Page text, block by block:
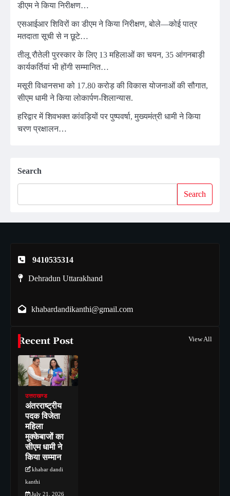
डीएम ने किया निरीक्षण…
एसआईआर शिविरों का डीएम ने किया निरीक्षण, बोले—कोई पात्र
मतदाता सूची से न छूटे…
तीलू रौतेली पुरस्कार के लिए 13 महिलाओं का चयन, 35 आंगनबाड़ी
कार्यकर्तियां भी होंगी सम्मानित…
मसूरी विधानसभा को 17.80 करोड़ की विकास योजनाओं की सौगात,
सीएम धामी ने किया लोकार्पण-शिलान्यास.
हरिद्वार में शिवभक्त कांवड़ियों पर पुष्पवर्षा, मुख्यमंत्री धामी ने किया
चरण प्रक्षालन…
Search
Search
9410535314
Dehradun Uttarakhand
khabardandikanthi@gmail.com
Recent Post View All
उत्तराखण्ड
अंतरराष्ट्रीय
पदक विजेता
महिला
मुक्केबाजों का
सीएम धामी ने
किया सम्मान
khabar dandi
kanthi
July 21, 2026